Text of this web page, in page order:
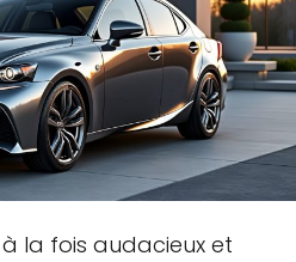
la fois audacieux et